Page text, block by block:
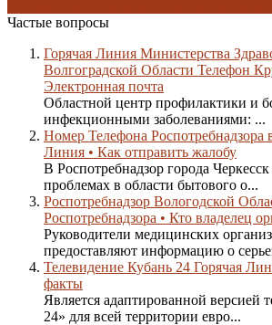
Частые вопросы
Горячая Линия Министерства
Волгоградской Области Телефон
Электронная почта
Областной центр профилактики и
инфекционными заболеваниями: ...
Номер Телефона Роспотребнадзора
Линия • Как отправить жалобу
В Роспотребнадзор города
проблемах в области бытового о...
Роспотребнадзор Вологодской
Роспотребнадзора • Кто владелец
Руководители медицинских
предоставляют информацию о
Телевидение Кубань 24 Горячая
факты
Является адаптированной версией
24» для всей территории евро...